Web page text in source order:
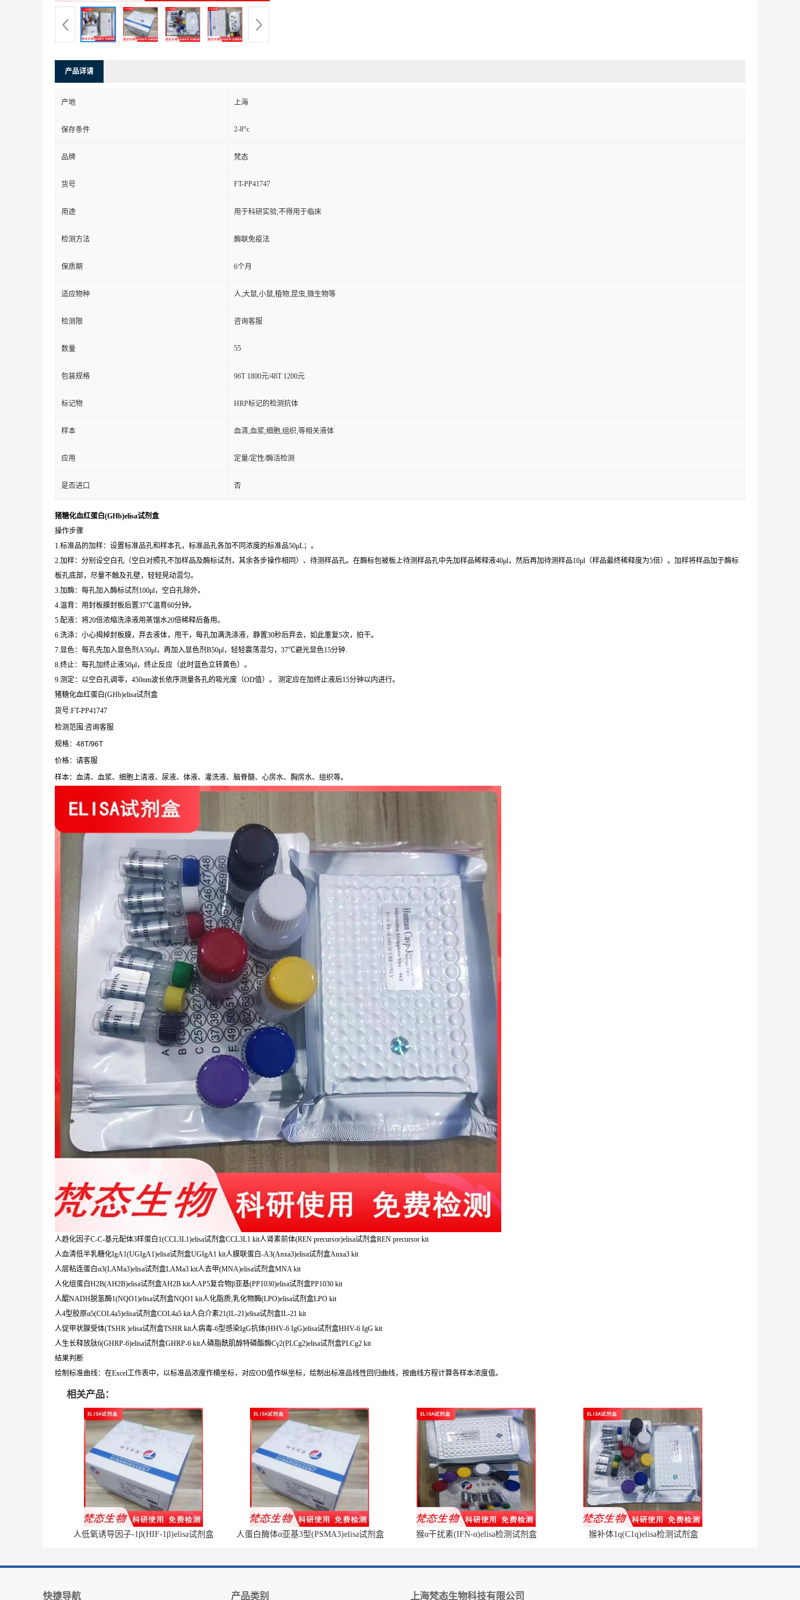
产品详请
产地 上海
保存条件 2-8°c
品牌 梵态
货号 FT-PP41747
用途 用于科研实验,不得用于临床
检测方法 酶联免疫法
保质期 6个月
适应物种 人,大鼠,小鼠,植物,昆虫,微生物等
检测限 咨询客服
数量 55
包装规格 96T 1800元/48T 1200元
标记物 HRP标记的检测抗体
样本 血清,血浆,细胞,组织,等相关液体
应用 定量/定性/酶活检测
是否进口 否
猪糖化血红蛋白(GHb)elisa试剂盒
操作步骤
1.标准品的加样：设置标准品孔和样本孔，标准品孔各加不同浓度的标准品50μL；。
2.加样：分别设空白孔（空白对照孔不加样品及酶标试剂，其余各步操作相同）、待测样品孔。在酶标包被板上待测样品孔中先加样品稀释液40μl，然后再加待测样品10μl（样品最终稀释度为5倍）。加样将样品加于酶标
板孔底部，尽量不触及孔壁，轻轻晃动混匀。
3.加酶：每孔加入酶标试剂100μl，空白孔除外。
4.温育：用封板膜封板后置37℃温育60分钟。
5.配液：将20倍浓缩洗涤液用蒸馏水20倍稀释后备用。
6.洗涤：小心揭掉封板膜，弃去液体，甩干，每孔加满洗涤液，静置30秒后弃去，如此重复5次，拍干。
7.显色：每孔先加入显色剂A50μl，再加入显色剂B50μl，轻轻震荡混匀，37℃避光显色15分钟.
8.终止：每孔加终止液50μl，终止反应（此时蓝色立转黄色）。
9.测定：以空白孔调零，450nm波长依序测量各孔的吸光度（OD值）。 测定应在加终止液后15分钟以内进行。
猪糖化血红蛋白(GHb)elisa试剂盒
货号:FT-PP41747
检测范围:咨询客服
规格：48T/96T
价格：请客服
样本：血清、血浆、细胞上清液、尿液、体液、灌洗液、脑脊髓、心房水、胸房水、组织等。
人趋化因子C-C-基元配体3样蛋白1(CCL3L1)elisa试剂盒CCL3L1 kit人肾素前体(REN precursor)elisa试剂盒REN precursor kit
人血清低半乳糖化IgA1(UGIgA1)elisa试剂盒UGIgA1 kit人膜联蛋白-A3(Anxa3)elisa试剂盒Anxa3 kit
人层粘连蛋白α3(LAMa3)elisa试剂盒LAMa3 kit人去甲(MNA)elisa试剂盒MNA kit
人化组蛋白H2B(AH2B)elisa试剂盒AH2B kit人AP5复合物β亚基(PP1030)elisa试剂盒PP1030 kit
人醌NADH脱氢酶1(NQO1)elisa试剂盒NQO1 kit人化脂质;乳化物酶(LPO)elisa试剂盒LPO kit
人4型胶原α5(COL4a5)elisa试剂盒COL4a5 kit人白介素21(IL-21)elisa试剂盒IL-21 kit
人促甲状腺受体(TSHR )elisa试剂盒TSHR kit人病毒-6型感染IgG抗体(HHV-6 IgG)elisa试剂盒HHV-6 IgG kit
人生长释放肽6(GHRP-6)elisa试剂盒GHRP-6 kit人磷脂酰肌醇特磷酯酶Cγ2(PLCg2)elisa试剂盒PLCg2 kit
结果判断
绘制标准曲线：在Excel工作表中，以标准品浓度作横坐标，对应OD值作纵坐标，绘制出标准品线性回归曲线，按曲线方程计算各样本浓度值。
相关产品：
人低氧诱导因子-1β(HIF-1β)elisa试剂盒 人蛋白酶体α亚基3型(PSMA3)elisa试剂盒 猴α干扰素(IFN-α)elisa检测试剂盒 猴补体1q(C1q)elisa检测试剂盒
快捷导航 产品类别 上海梵态生物科技有限公司